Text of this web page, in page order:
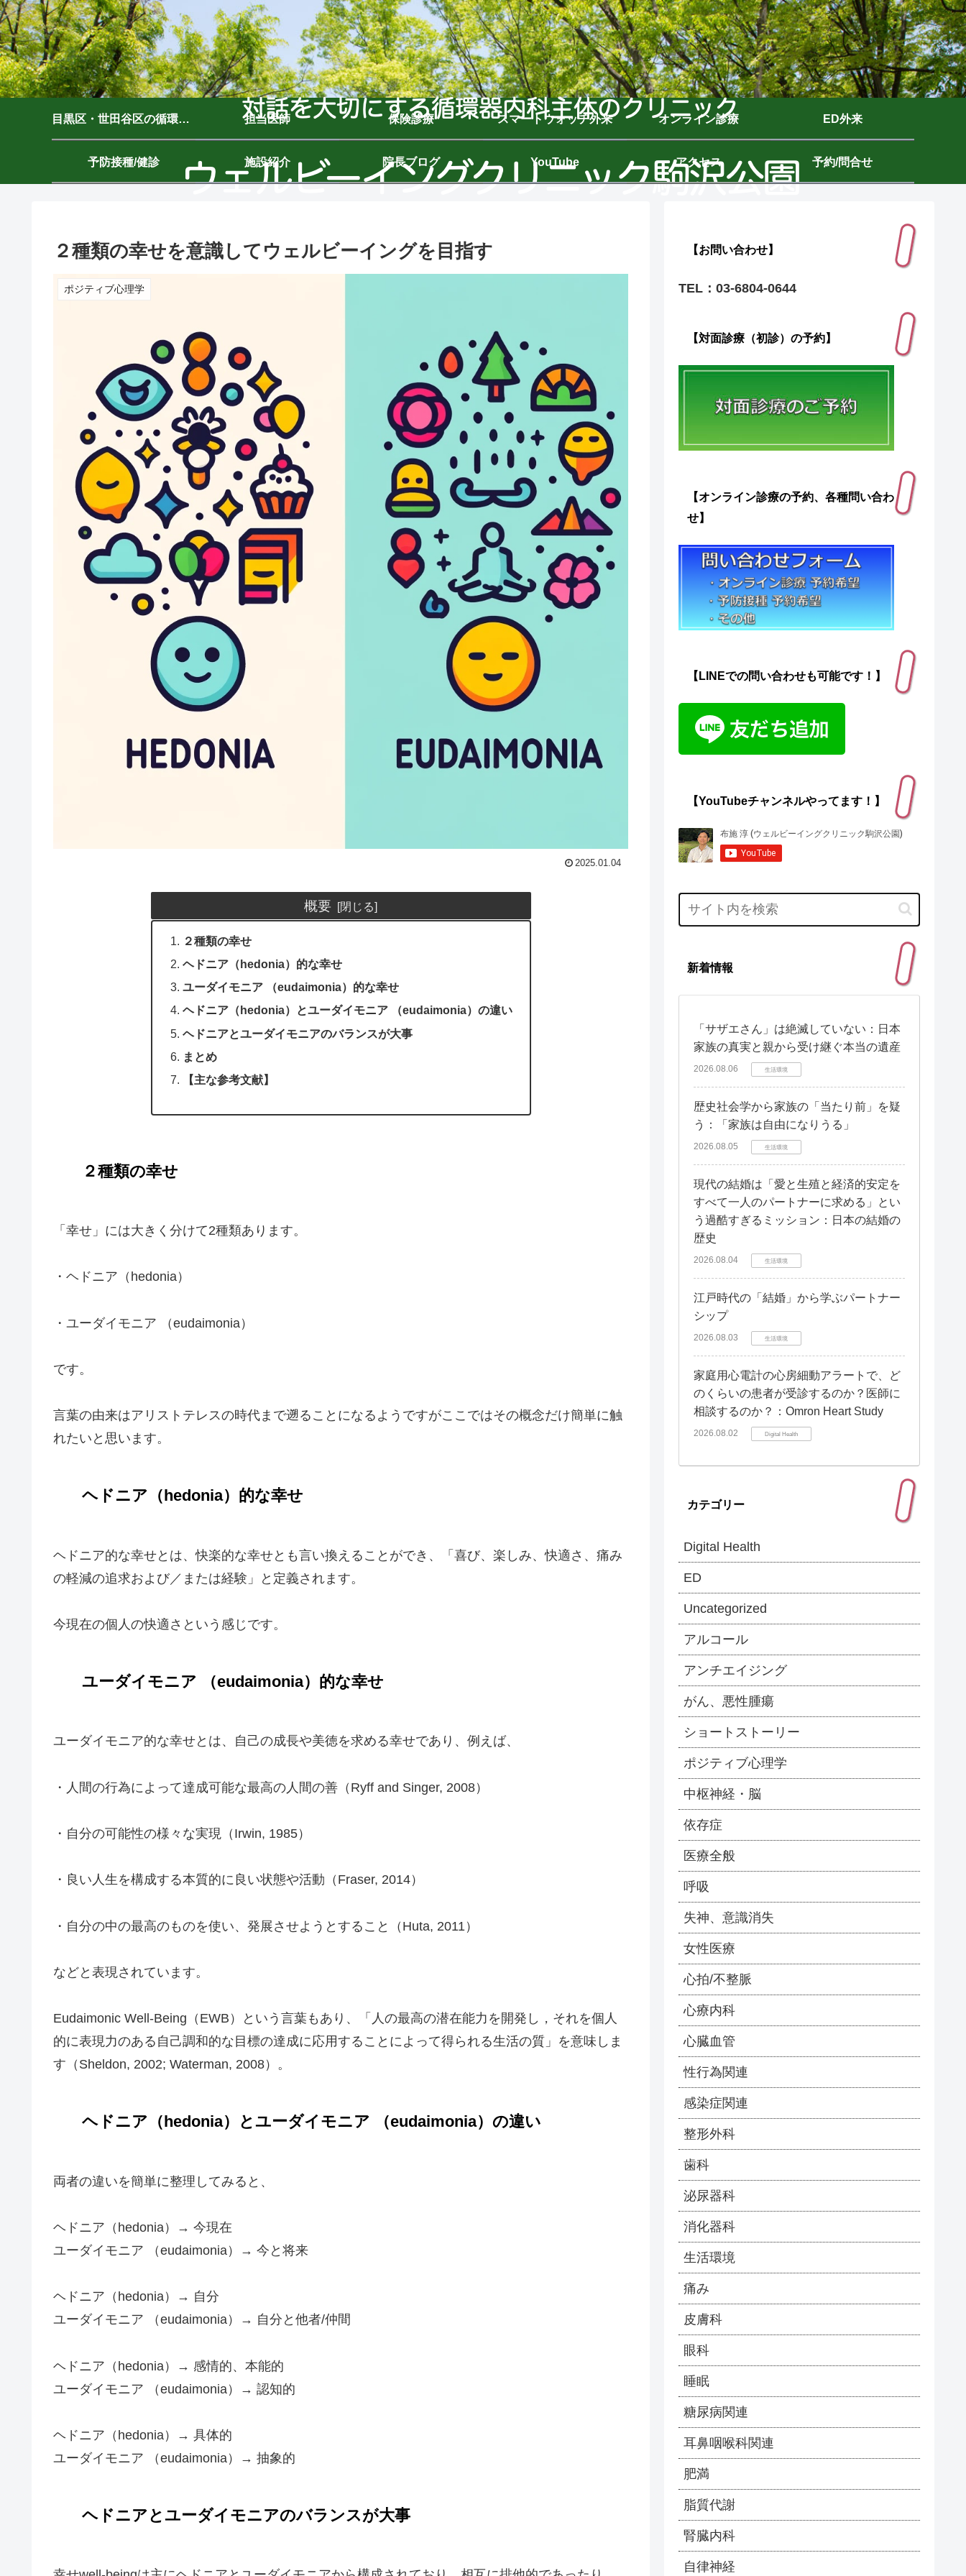
目黒区・世田谷区の循環器内科｜ウェルビーイングクリニック駒沢公園｜駒沢大学駅7分 担当医師 保険診療 スマートウォッチ外来 オンライン診療 ED外来
予防接種/健診 施設紹介 院長ブログ YouTube アクセス 予約/問合せ
２種類の幸せを意識してウェルビーイングを目指す
ポジティブ心理学
2025.01.04
概要
２種類の幸せ
ヘドニア（hedonia）的な幸せ
ユーダイモニア （eudaimonia）的な幸せ
ヘドニア（hedonia）とユーダイモニア （eudaimonia）の違い
ヘドニアとユーダイモニアのバランスが大事
まとめ
【主な参考文献】
２種類の幸せ
「幸せ」には大きく分けて2種類あります。
・ヘドニア（hedonia）
・ユーダイモニア （eudaimonia）
です。
言葉の由来はアリストテレスの時代まで遡ることになるようですがここではその概念だけ簡単に触
れたいと思います。
ヘドニア（hedonia）的な幸せ
ヘドニア的な幸せとは、快楽的な幸せとも言い換えることができ、「喜び、楽しみ、快適さ、痛み
の軽減の追求および／または経験」と定義されます。
今現在の個人の快適さという感じです。
ユーダイモニア （eudaimonia）的な幸せ
ユーダイモニア的な幸せとは、自己の成長や美徳を求める幸せであり、例えば、
・人間の行為によって達成可能な最高の人間の善（Ryff and Singer, 2008）
・自分の可能性の様々な実現（Irwin, 1985）
・良い人生を構成する本質的に良い状態や活動（Fraser, 2014）
・自分の中の最高のものを使い、発展させようとすること（Huta, 2011）
などと表現されています。
Eudaimonic Well-Being（EWB）という言葉もあり、「人の最高の潜在能力を開発し，それを個人
的に表現力のある自己調和的な目標の達成に応用することによって得られる生活の質」を意味しま
す（Sheldon, 2002; Waterman, 2008）。
ヘドニア（hedonia）とユーダイモニア （eudaimonia）の違い
両者の違いを簡単に整理してみると、
ヘドニア（hedonia）→ 今現在
ユーダイモニア （eudaimonia）→ 今と将来
ヘドニア（hedonia）→ 自分
ユーダイモニア （eudaimonia）→ 自分と他者/仲間
ヘドニア（hedonia）→ 感情的、本能的
ユーダイモニア （eudaimonia）→ 認知的
ヘドニア（hedonia）→ 具体的
ユーダイモニア （eudaimonia）→ 抽象的
ヘドニアとユーダイモニアのバランスが大事
【お問い合わせ】
TEL：03-6804-0644
【対面診療（初診）の予約】
【オンライン診療の予約、各種問い合わ
せ】
【LINEでの問い合わせも可能です！】
【YouTubeチャンネルやってます！】
新着情報
「サザエさん」は絶滅していない：日本
家族の真実と親から受け継ぐ本当の遺産
2026.08.06 生活環境
歴史社会学から家族の「当たり前」を疑
う：「家族は自由になりうる」
2026.08.05 生活環境
現代の結婚は「愛と生殖と経済的安定を
すべて一人のパートナーに求める」とい
う過酷すぎるミッション：日本の結婚の
歴史
2026.08.04 生活環境
江戸時代の「結婚」から学ぶパートナー
シップ
2026.08.03 生活環境
家庭用心電計の心房細動アラートで、ど
のくらいの患者が受診するのか？医師に
相談するのか？：Omron Heart Study
2026.08.02 Digital Health
カテゴリー
Digital Health
ED
Uncategorized
アルコール
アンチエイジング
がん、悪性腫瘍
ショートストーリー
ポジティブ心理学
中枢神経・脳
依存症
医療全般
呼吸
失神、意識消失
女性医療
心拍/不整脈
心療内科
心臓血管
性行為関連
感染症関連
整形外科
歯科
泌尿器科
消化器科
生活環境
痛み
皮膚科
眼科
睡眠
糖尿病関連
耳鼻咽喉科関連
肥満
脂質代謝
腎臓内科
自律神経